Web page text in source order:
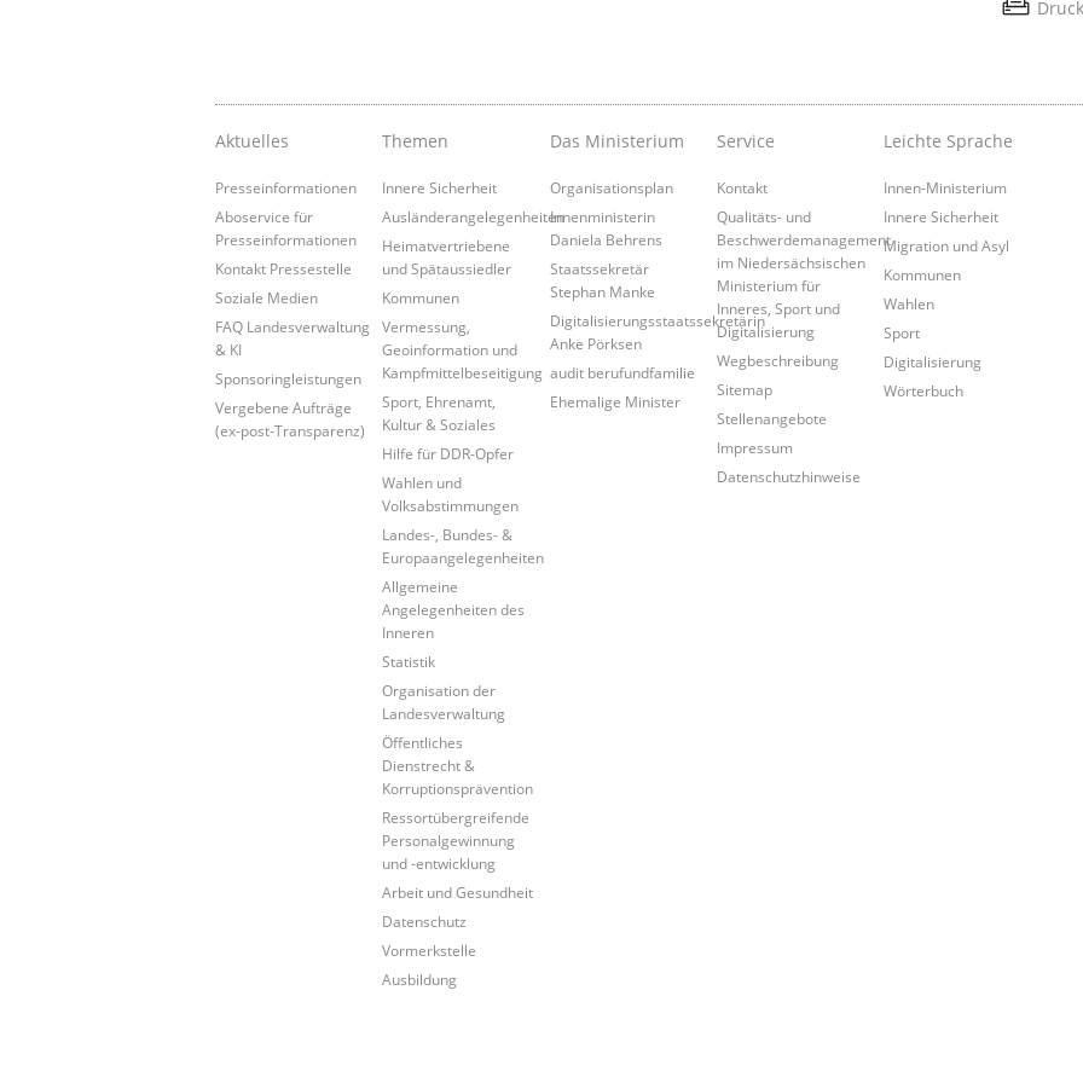
Aktuelles
Presseinformationen
Aboservice für
Presseinformationen
Kontakt Pressestelle
Soziale Medien
FAQ Landesverwaltung
& KI
Sponsoringleistungen
Vergebene Aufträge
(ex-post-Transparenz)
Themen
Innere Sicherheit
Ausländerangelegenheiten
Heimatvertriebene
und Spätaussiedler
Kommunen
Vermessung,
Geoinformation und
Kampfmittelbeseitigung
Sport, Ehrenamt,
Kultur & Soziales
Hilfe für DDR-Opfer
Wahlen und
Volksabstimmungen
Landes-, Bundes- &
Europaangelegenheiten
Allgemeine
Angelegenheiten des
Inneren
Statistik
Organisation der
Landesverwaltung
Öffentliches
Dienstrecht &
Korruptionsprävention
Ressortübergreifende
Personalgewinnung
und -entwicklung
Arbeit und Gesundheit
Datenschutz
Vormerkstelle
Ausbildung
Das Ministerium
Organisationsplan
Innenministerin
Daniela Behrens
Staatssekretär
Stephan Manke
Digitalisierungsstaatssekretärin
Anke Pörksen
audit berufundfamilie
Ehemalige Minister
Service
Kontakt
Qualitäts- und
Beschwerdemanagement
im Niedersächsischen
Ministerium für
Inneres, Sport und
Digitalisierung
Wegbeschreibung
Sitemap
Stellenangebote
Impressum
Datenschutzhinweise
Leichte Sprache
Innen-Ministerium
Innere Sicherheit
Migration und Asyl
Kommunen
Wahlen
Sport
Digitalisierung
Wörterbuch